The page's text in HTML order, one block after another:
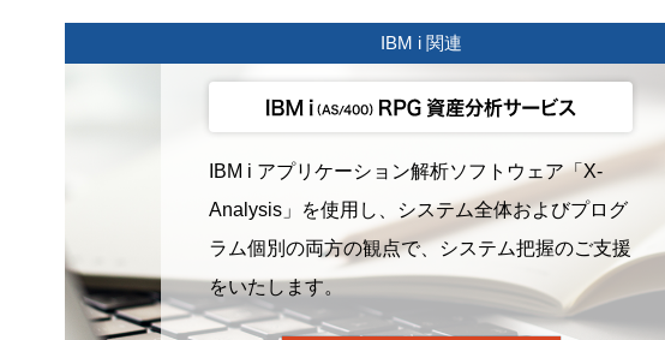
IBM i 関連
IBM i アプリケーション解析ソフトウェア「X-
Analysis」を使用し、システム全体およびプログ
ラム個別の両方の観点で、システム把握のご支援
をいたします。